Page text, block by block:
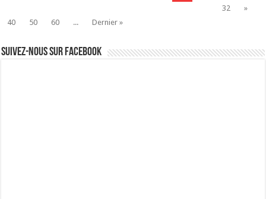
32
»
40
50 60 ... Dernier »
Suivez-nous sur Facebook